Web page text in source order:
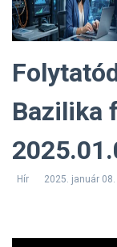
Bazilika
Hír 2025. január 08.